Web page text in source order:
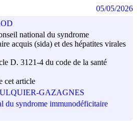
national du syndrome
acquis (sida) et des hépatites virales
D. 3121-4 du code de la santé
cet article
GAZAGNES
du syndrome immunodéficitaire
05/05/2026